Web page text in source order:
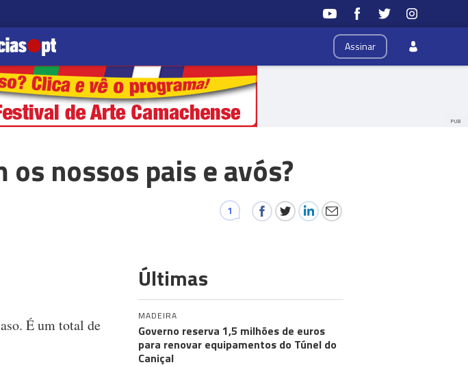
Assinar
PUB
nossos pais e avós?
1
É um total de
Últimas
MADEIRA
Governo reserva 1,5 milhões de euros
para renovar equipamentos do Túnel do
Caniçal